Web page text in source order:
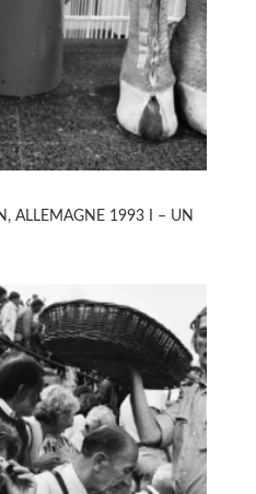
ALLEMAGNE 1993 I – UN